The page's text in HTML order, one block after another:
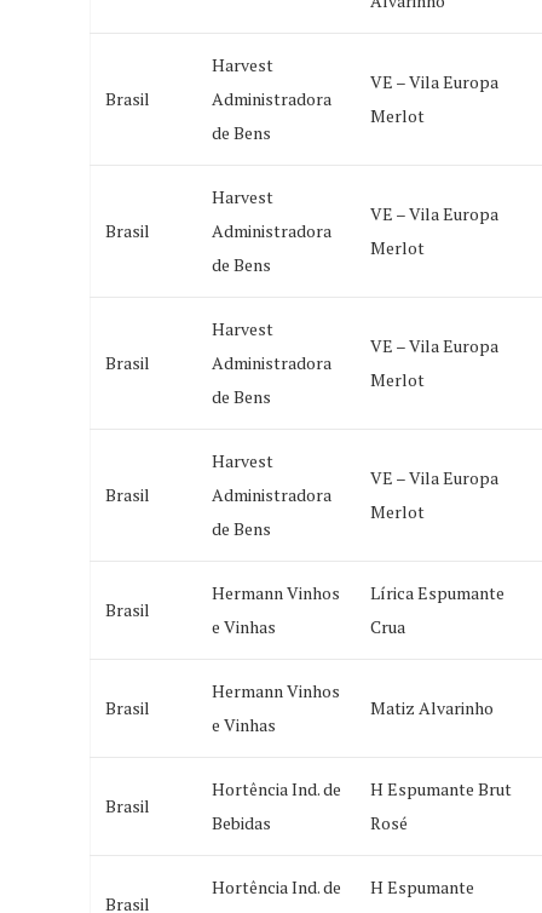
Brasil
Harvest
Administradora
de Bens
VE – Vila Europa
Merlot
Brasil
Harvest
Administradora
de Bens
VE – Vila Europa
Merlot
Brasil
Harvest
Administradora
de Bens
VE – Vila Europa
Merlot
Brasil
Harvest
Administradora
de Bens
VE – Vila Europa
Merlot
Brasil
Hermann Vinhos
e Vinhas
Lírica Espumante
Crua
Brasil
Hermann Vinhos
e Vinhas
Matiz Alvarinho
Brasil
Hortência Ind. de
Bebidas
H Espumante Brut
Rosé
Brasil
Hortência Ind. de
H Espumante